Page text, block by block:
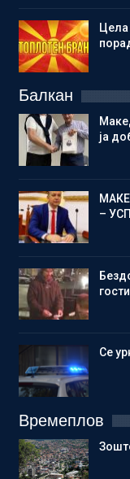
Балкан
ја
–
Се
Времеплов